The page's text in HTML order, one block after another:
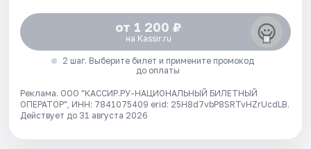
от 1 200 ₽
на Kassir.ru
2 шаг. Выберите билет и примените промокод
до оплаты
Реклама. ООО "КАССИР.РУ-НАЦИОНАЛЬНЫЙ БИЛЕТНЫЙ
ОПЕРАТОР", ИНН: 7841075409 erid: 25H8d7vbP8SRTvHZrUcdLB.
Действует до 31 августа 2026